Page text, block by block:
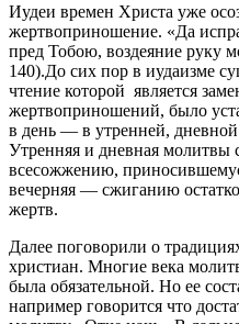
Иудеи времен Христа уже
жертвоприношение. «Да
пред Тобою, воздеяние руку
140).До сих пор в иудаизме
чтение которой является
жертвоприношений, было
в день — в утренней,
Утренняя и дневная молитвы
всесожжению,
вечерняя — сжиганию
жертв.
Далее поговорили о
христиан. Многие века
была обязательной. Но ее
например говорится что